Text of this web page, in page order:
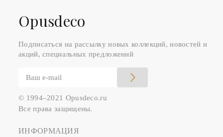
Оpusdeco
Подписаться на рассылку новых коллекций, новостей и
акций, специальных предложений
© 1994–2021 Opusdeco.ru
Все права защищены.
ИНФОРМАЦИЯ